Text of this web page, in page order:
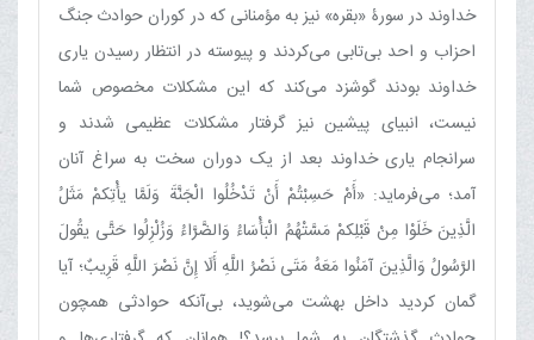
خداوند در سورۀ «بقره» نیز به مؤمنانی که در کوران حوادث جنگ
احزاب و احد بی‌تابی می‌کردند و پیوسته در انتظار رسیدن یاری
خداوند بودند گوشزد می‌کند که این مشکلات مخصوص شما
نیست، انبیای پیشین نیز گرفتار مشکلات عظیمی شدند و
سرانجام یاری خداوند بعد از یک دوران سخت به سراغ آنان‏
آمد؛ می‌فرماید: «أَمْ حَسِبْتُمْ أَنْ تَدْخُلُوا الْجَنَّةَ وَلَمَّا یأْتِکمْ مَثَلُ
الَّذِینَ خَلَوْا مِنْ قَبْلِکمْ مَسَّتْهُمُ الْبَأْسَاءُ وَالضَّرَّاءُ وَزُلْزِلُوا حَتَّی یقُولَ
الرَّسُولُ وَالَّذِینَ آمَنُوا مَعَهُ مَتَی نَصْرُ اللَّهِ أَلَا إِنَّ نَصْرَ اللَّهِ قَرِیبٌ؛ آیا
گمان کردید داخل بهشت می‌شوید، بی‌آنکه حوادثی همچون